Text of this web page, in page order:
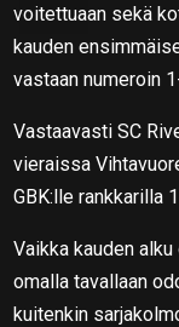
voitettuaan sekä
kauden
vastaan numeroin
Vastaavasti SC
vieraissa
GBK:lle rankkarilla
Vaikka kauden
omalla tavallaan
kuitenkin